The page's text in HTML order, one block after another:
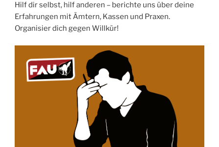
Hilf dir selbst, hilf anderen – berichte uns über deine
Erfahrungen mit Ämtern, Kassen und Praxen.
Organisier dich gegen Willkür!